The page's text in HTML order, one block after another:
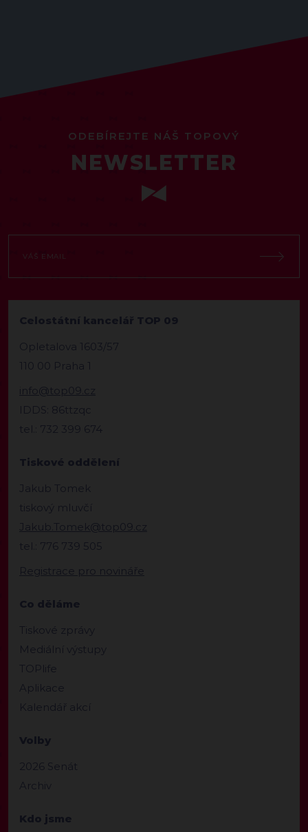
ODEBÍREJTE NÁŠ TOPOVÝ
NEWSLETTER
Celostátní kancelář TOP 09
Opletalova 1603/57
110 00 Praha 1
info@top09.cz
IDDS: 86ttzqc
tel.: 732 399 674
Tiskové oddělení
Jakub Tomek
tiskový mluvčí
Jakub.Tomek@top09.cz
tel.: 776 739 505
Registrace pro novináře
Co děláme
Tiskové zprávy
Mediální výstupy
TOPlife
Aplikace
Kalendář akcí
Volby
2026 Senát
Archiv
Kdo jsme